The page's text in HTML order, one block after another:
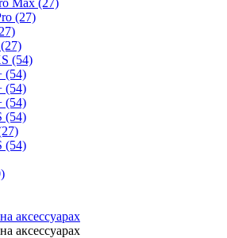
Max (27)
(27)
(54)
(54)
(54)
(54)
(54)
(54)
аксессуарах
аксессуарах